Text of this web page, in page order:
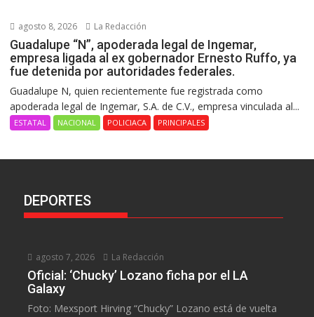
agosto 8, 2026 La Redacción
Guadalupe “N”, apoderada legal de Ingemar,
empresa ligada al ex gobernador Ernesto Ruffo, ya
fue detenida por autoridades federales.
Guadalupe N, quien recientemente fue registrada como
apoderada legal de Ingemar, S.A. de C.V., empresa vinculada al...
ESTATAL NACIONAL POLICIACA PRINCIPALES
DEPORTES
agosto 7, 2026 La Redacción
Oficial: ‘Chucky’ Lozano ficha por el LA
Galaxy
Foto: Mexsport Hirving “Chucky” Lozano está de vuelta